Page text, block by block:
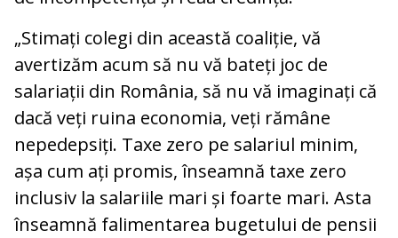
„Stimați colegi din această coaliție, vă
avertizăm acum să nu vă bateți joc de
salariații din România, să nu vă imaginați că
dacă veți ruina economia, veți rămâne
nepedepsiți. Taxe zero pe salariul minim,
așa cum ați promis, înseamnă taxe zero
inclusiv la salariile mari și foarte mari. Asta
înseamnă falimentarea bugetului de pensii